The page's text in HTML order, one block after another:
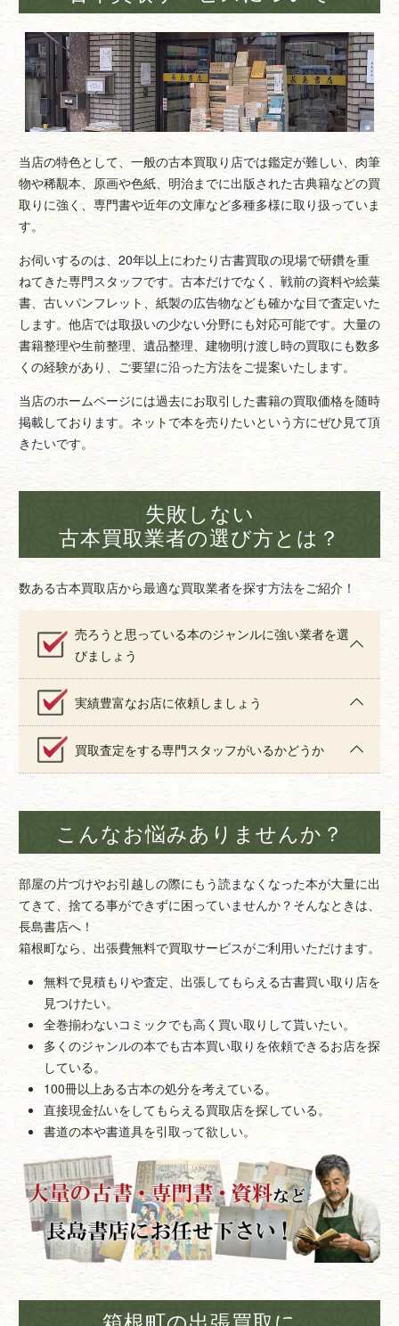
当店の特色として、一般の古本買取り店では鑑定が難しい、肉筆
物や稀覯本、原画や色紙、明治までに出版された古典籍などの買
取りに強く、専門書や近年の文庫など多種多様に取り扱っていま
す。
お伺いするのは、20年以上にわたり古書買取の現場で研鑽を重
ねてきた専門スタッフです。古本だけでなく、戦前の資料や絵葉
書、古いパンフレット、紙製の広告物なども確かな目で査定いた
します。他店では取扱いの少ない分野にも対応可能です。大量の
書籍整理や生前整理、遺品整理、建物明け渡し時の買取にも数多
くの経験があり、ご要望に沿った方法をご提案いたします。
当店のホームページには過去にお取引した書籍の買取価格を随時
掲載しております。ネットで本を売りたいという方にぜひ見て頂
きたいです。
失敗しない
古本買取業者の選び方とは？
数ある古本買取店から最適な買取業者を探す方法をご紹介！
売ろうと思っている本のジャンルに強い業者を選
びましょう
実績豊富なお店に依頼しましょう
買取査定をする専門スタッフがいるかどうか
こんなお悩みありませんか？
部屋の片づけやお引越しの際にもう読まなくなった本が大量に出
てきて、捨てる事ができずに困っていませんか？そんなときは、
長島書店へ！
箱根町なら、出張費無料で買取サービスがご利用いただけます。
無料で見積もりや査定、出張してもらえる古書買い取り店を
見つけたい。
全巻揃わないコミックでも高く買い取りして貰いたい。
多くのジャンルの本でも古本買い取りを依頼できるお店を探
している。
100冊以上ある古本の処分を考えている。
直接現金払いをしてもらえる買取店を探している。
書道の本や書道具を引取って欲しい。